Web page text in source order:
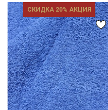
СКИДКА 20% АКЦИЯ